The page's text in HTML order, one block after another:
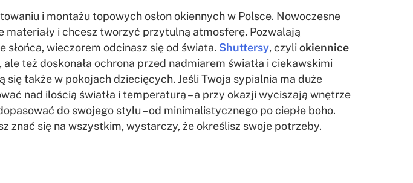
i montażu topowych osłon okiennych w Polsce. Nowoczesne
i chcesz tworzyć przytulną atmosferę. Pozwalają
wieczorem odcinasz się od świata. Shuttersy, czyli okiennice
też doskonała ochrona przed nadmiarem światła i ciekawskimi
także w pokojach dziecięcych. Jeśli Twoja sypialnia ma duże
nad ilością światła i temperaturą – a przy okazji wyciszają wnętrze
do swojego stylu – od minimalistycznego po ciepłe boho.
znać się na wszystkim, wystarczy, że określisz swoje potrzeby.